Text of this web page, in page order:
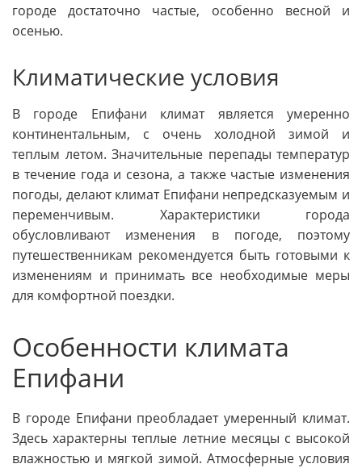
городе достаточно частые, особенно весной и
осенью.
Климатические условия
В городе Епифани климат является умеренно
континентальным, с очень холодной зимой и
теплым летом. Значительные перепады температур
в течение года и сезона, а также частые изменения
погоды, делают климат Епифани непредсказуемым и
переменчивым. Характеристики города
обусловливают изменения в погоде, поэтому
путешественникам рекомендуется быть готовыми к
изменениям и принимать все необходимые меры
для комфортной поездки.
Особенности климата
Епифани
В городе Епифани преобладает умеренный климат.
Здесь характерны теплые летние месяцы с высокой
влажностью и мягкой зимой. Атмосферные условия